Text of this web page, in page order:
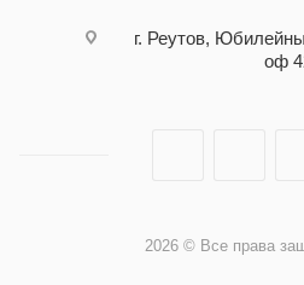
г. Реутов,
оф
2026 © Все права